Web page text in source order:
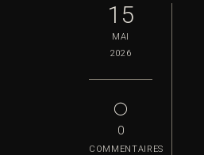
15
MAI
2026
◯
0
COMMENTAIRES